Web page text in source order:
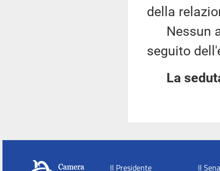
della
Nessun
seguito
La
Il Presidente Il